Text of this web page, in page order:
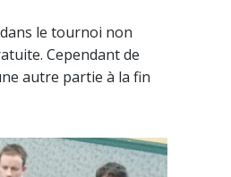
le tournoi non
Cependant de
autre partie à la fin